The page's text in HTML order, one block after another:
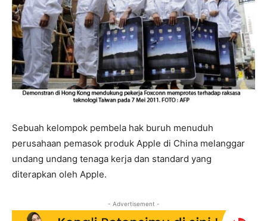
Sebuah kelompok pembela hak buruh menuduh
perusahaan pemasok produk Apple di China melanggar
undang undang tenaga kerja dan standard yang
diterapkan oleh Apple.
- Advertisement -